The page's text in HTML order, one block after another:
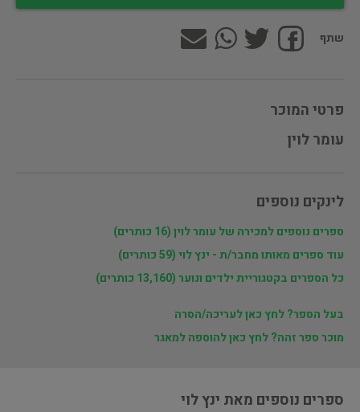
שתף
פרטי המוכר
עומר לוין
לינקים נוספים
ספרים נוספים למכירה של עומר לוין (16 כותרים)
עוד ספרים מאותו מחבר/ת - ינץ לוי (59 כותרים)
כל הספרים בקטגוריית ילדים ונוער (13,160 כותרים)
בעל הספר? לחץ כאן לעריכה/הסרה
מוכר ספר זהה? לחץ כאן להוספה למאגר
ספרים נוספים מאת ינץ לוי